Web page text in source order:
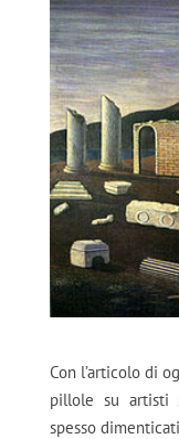
Con l’articolo di
pillole su artisti
spesso